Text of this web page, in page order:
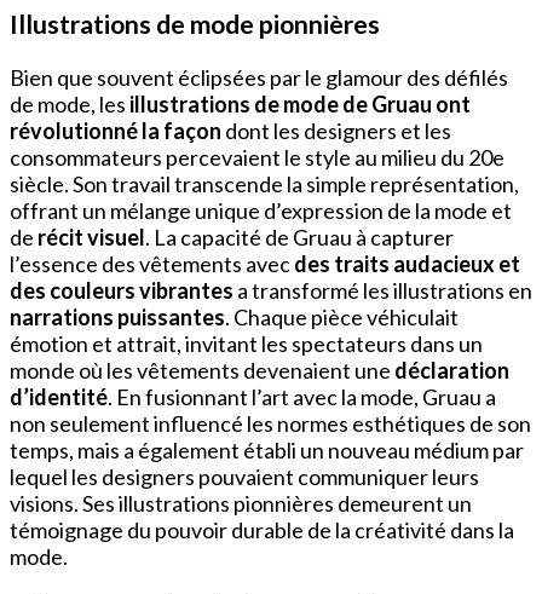
Illustrations de mode pionnières
Bien que souvent éclipsées par le glamour des défilés
de mode, les illustrations de mode de Gruau ont
révolutionné la façon dont les designers et les
consommateurs percevaient le style au milieu du 20e
siècle. Son travail transcende la simple représentation,
offrant un mélange unique d’expression de la mode et
de récit visuel. La capacité de Gruau à capturer
l’essence des vêtements avecdes traits audacieux et
des couleurs vibrantes a transformé les illustrations en
narrations puissantes. Chaque pièce véhiculait
émotion et attrait, invitant les spectateurs dans un
monde où les vêtements devenaient une déclaration
d’identité. En fusionnant l’art avec la mode, Gruau a
non seulement influencé les normes esthétiques de son
temps, mais a également établi un nouveau médium par
lequel les designers pouvaient communiquer leurs
visions. Ses illustrations pionnières demeurent un
témoignage du pouvoir durable de la créativité dans la
mode.